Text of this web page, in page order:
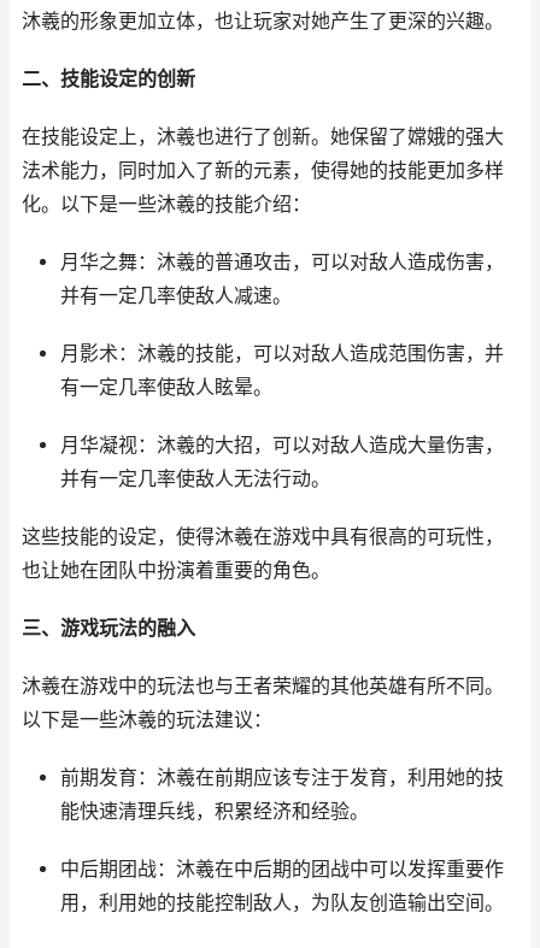
沐羲的形象更加立体，也让玩家对她产生了更深的兴趣。
二、技能设定的创新
在技能设定上，沐羲也进行了创新。她保留了嫦娥的强大
法术能力，同时加入了新的元素，使得她的技能更加多样
化。以下是一些沐羲的技能介绍：
月华之舞：沐羲的普通攻击，可以对敌人造成伤害，
并有一定几率使敌人减速。
月影术：沐羲的技能，可以对敌人造成范围伤害，并
有一定几率使敌人眩晕。
月华凝视：沐羲的大招，可以对敌人造成大量伤害，
并有一定几率使敌人无法行动。
这些技能的设定，使得沐羲在游戏中具有很高的可玩性，
也让她在团队中扮演着重要的角色。
三、游戏玩法的融入
沐羲在游戏中的玩法也与王者荣耀的其他英雄有所不同。
以下是一些沐羲的玩法建议：
前期发育：沐羲在前期应该专注于发育，利用她的技
能快速清理兵线，积累经济和经验。
中后期团战：沐羲在中后期的团战中可以发挥重要作
用，利用她的技能控制敌人，为队友创造输出空间。